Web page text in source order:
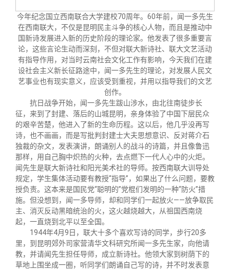
制度法规
联系我们
今年纪念国立西南联合大学建校70周年。60年前，闻一多先生
在西南联大，不仅是昆明民主斗争的核心人物，而且是推动中
国新诗发展进入新的历史阶段的理论家。他发表了很多重要言
论，这些言论生动而深刻，不但对联大新诗社、联大文艺活动
有指导作用，对当时云南社会文化工作有影响，今天我们在建
设社会主义新长征路途中，闻一多先生的理论，对发展人民文
艺事业也有现实意义，应该受到重视，并用以指导我们的文艺
创作。
抗日战争开始，闻一多先生跋山涉水，由北往南徒步长
征，来到了封建、落后的山城昆明，亲身体验了中国下层民众
的艰辛苦楚，他进入了新的生命历程。这以后，他几乎没再写
诗，也不画画，而是写批判封建士大夫思想意识、反对蒋介石
独裁的杂文，发表演讲，朗诵别人的战斗的诗篇，并且像鲁迅
那样，用自己胸中炽热的火种，去点燃下一代人心中的火炬。
闻先生是联大新诗社和阳光美术社的导师。按西南联大训导处
规定，学生集体活动要有教授“指导”，如果出了什么问题，要教
授负责。这本来是国民党“聪明的”党棍们发明的一种“防火”措
施。但没想到，闻一多导师，却和同学们一起放火——放争取民
主、消灭反动黑暗统治的火，这火越烧越大，从祖国西南烧
起，一直烧到北平以至全国。
1944年4月9日，联大十多个喜欢写诗的同学，步行20多
里，到昆明郊外司家营清华文科研究所闻一多先生家，向他请
教，并请闻先生担任导师，成立新诗社。他领大家到树荫下的
草地上围坐成一圈，听同学们朗诵自己写的诗，并不时发表意